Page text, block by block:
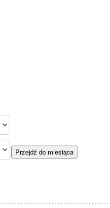
Przejdź do miesiąca